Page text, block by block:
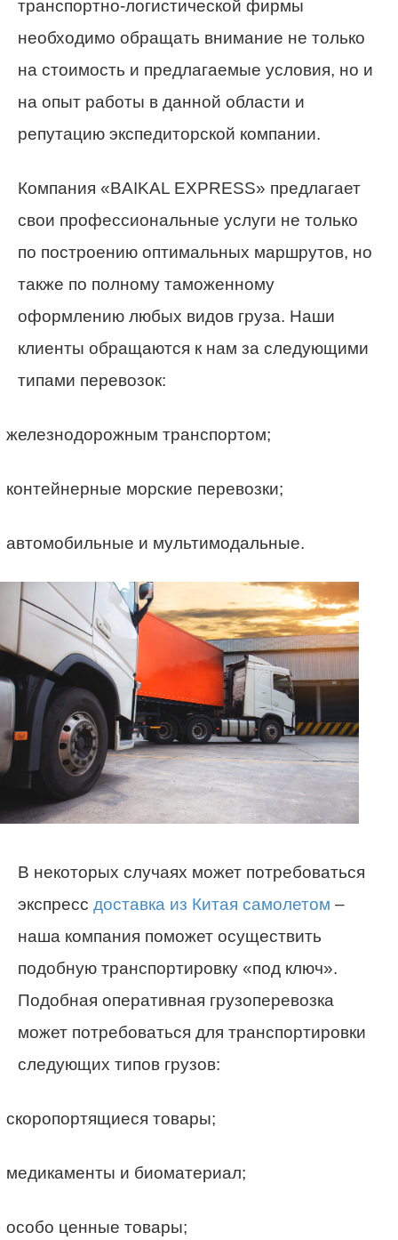
транспортно-логистической фирмы
необходимо обращать внимание не только
на стоимость и предлагаемые условия, но и
на опыт работы в данной области и
репутацию экспедиторской компании.
Компания «BAIKAL EXPRESS» предлагает
свои профессиональные услуги не только
по построению оптимальных маршрутов, но
также по полному таможенному
оформлению любых видов груза. Наши
клиенты обращаются к нам за следующими
типами перевозок:
железнодорожным транспортом;
контейнерные морские перевозки;
автомобильные и мультимодальные.
В некоторых случаях может потребоваться
экспресс доставка из Китая самолетом –
наша компания поможет осуществить
подобную транспортировку «под ключ».
Подобная оперативная грузоперевозка
может потребоваться для транспортировки
следующих типов грузов:
скоропортящиеся товары;
медикаменты и биоматериал;
особо ценные товары;